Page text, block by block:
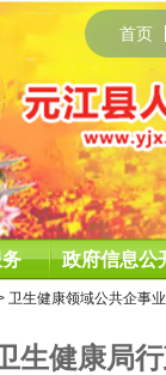
首页
政府信息公
卫生健康领域公共企事
生健康局